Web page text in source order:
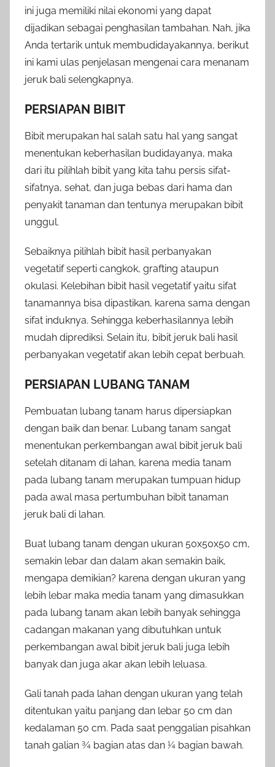
ini juga memiliki nilai ekonomi yang dapat
dijadikan sebagai penghasilan tambahan. Nah, jika
Anda tertarik untuk membudidayakannya, berikut
ini kami ulas penjelasan mengenai cara menanam
jeruk bali selengkapnya.
PERSIAPAN BIBIT
Bibit merupakan hal salah satu hal yang sangat
menentukan keberhasilan budidayanya, maka
dari itu pilihlah bibit yang kita tahu persis sifat-
sifatnya, sehat, dan juga bebas dari hama dan
penyakit tanaman dan tentunya merupakan bibit
unggul.
Sebaiknya pilihlah bibit hasil perbanyakan
vegetatif seperti cangkok, grafting ataupun
okulasi. Kelebihan bibit hasil vegetatif yaitu sifat
tanamannya bisa dipastikan, karena sama dengan
sifat induknya. Sehingga keberhasilannya lebih
mudah diprediksi. Selain itu, bibit jeruk bali hasil
perbanyakan vegetatif akan lebih cepat berbuah.
PERSIAPAN LUBANG TANAM
Pembuatan lubang tanam harus dipersiapkan
dengan baik dan benar. Lubang tanam sangat
menentukan perkembangan awal bibit jeruk bali
setelah ditanam di lahan, karena media tanam
pada lubang tanam merupakan tumpuan hidup
pada awal masa pertumbuhan bibit tanaman
jeruk bali di lahan.
Buat lubang tanam dengan ukuran 50x50x50 cm,
semakin lebar dan dalam akan semakin baik,
mengapa demikian? karena dengan ukuran yang
lebih lebar maka media tanam yang dimasukkan
pada lubang tanam akan lebih banyak sehingga
cadangan makanan yang dibutuhkan untuk
perkembangan awal bibit jeruk bali juga lebih
banyak dan juga akar akan lebih leluasa.
Gali tanah pada lahan dengan ukuran yang telah
ditentukan yaitu panjang dan lebar 50 cm dan
kedalaman 50 cm. Pada saat penggalian pisahkan
tanah galian ¾ bagian atas dan ¼ bagian bawah.